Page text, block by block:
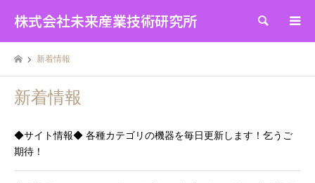
株式会社未来産業技術研究所 検索
新着情報
新着情報
◆サイト情報◆ 各種カテゴリの機器を毎日更新します！乞うご
期待！